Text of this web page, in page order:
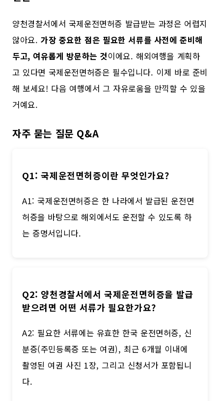
양천경찰서에서 국제운전면허증 발급받는 과정은 어렵지
않아요.가장 중요한 점은 필요한 서류를 사전에 준비해
두고, 여유롭게 방문하는 것이에요. 해외여행을 계획하
고 있다면 국제운전면허증은 필수입니다. 이제 바로 준비
해 보세요! 다음 여행에서 그 자유로움을 만끽할 수 있을
거예요.
자주 묻는 질문 Q&A
Q1: 국제운전면허증이란 무엇인가요?
A1: 국제운전면허증은 한 나라에서 발급된 운전면
허증을 바탕으로 해외에서도 운전할 수 있도록 하
는 증명서입니다.
Q2: 양천경찰서에서 국제운전면허증을 발급
받으려면 어떤 서류가 필요한가요?
A2: 필요한 서류에는 유효한 한국 운전면허증, 신
분증(주민등록증 또는 여권), 최근 6개월 이내에
촬영된 여권 사진 1장, 그리고 신청서가 포함됩니
다.